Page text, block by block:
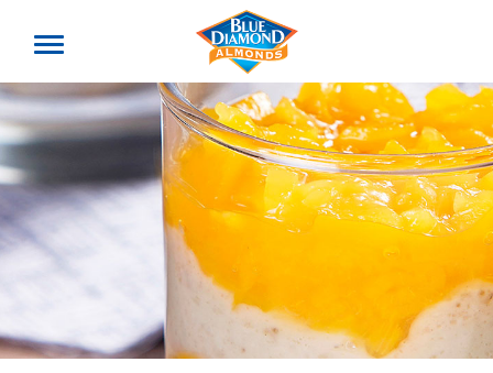
offcanvas
menu